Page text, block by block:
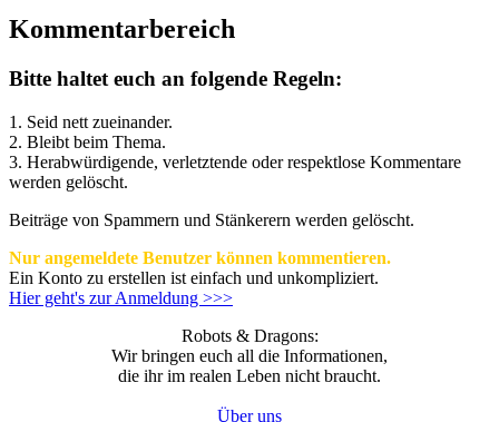
Kommentarbereich
Bitte haltet euch an folgende Regeln:
1. Seid nett zueinander.
2. Bleibt beim Thema.
3. Herabwürdigende, verletztende oder respektlose Kommentare
werden gelöscht.
Beiträge von Spammern und Stänkerern werden gelöscht.
Nur angemeldete Benutzer können kommentieren.
Ein Konto zu erstellen ist einfach und unkompliziert.
Hier geht's zur Anmeldung >>>
Robots & Dragons:
Wir bringen euch all die Informationen,
die ihr im realen Leben nicht braucht.
Über uns